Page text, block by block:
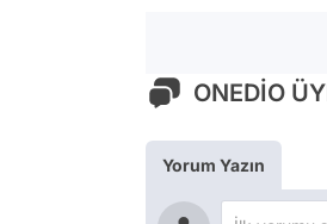
ONEDİO
Yorum Yazın